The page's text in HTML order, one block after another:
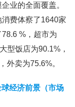
业的全面覆盖。
消费体察了1640家
%，超市为
型饭店为90.1%，
外卖为75.6%。
经济前景（市场